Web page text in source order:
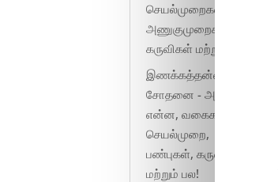
செயல்முறைகள்,
அணுகுமுறைகள்,
கருவிகள் மற்றும் பல!
இணக்கத்தன்மை
சோதனை - அது
என்ன, வகைகள்,
செயல்முறை,
பண்புகள், கருவிகள்
மற்றும் பல!